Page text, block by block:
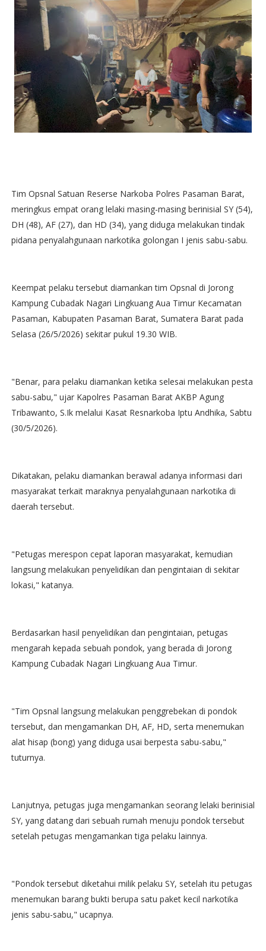
Tim Opsnal Satuan Reserse Narkoba Polres Pasaman Barat,
meringkus empat orang lelaki masing-masing berinisial SY (54),
DH (48), AF (27), dan HD (34), yang diduga melakukan tindak
pidana penyalahgunaan narkotika golongan I jenis sabu-sabu.
Keempat pelaku tersebut diamankan tim Opsnal di Jorong
Kampung Cubadak Nagari Lingkuang Aua Timur Kecamatan
Pasaman, Kabupaten Pasaman Barat, Sumatera Barat pada
Selasa (26/5/2026) sekitar pukul 19.30 WIB.
"Benar, para pelaku diamankan ketika selesai melakukan pesta
sabu-sabu," ujar Kapolres Pasaman Barat AKBP Agung
Tribawanto, S.Ik melalui Kasat Resnarkoba Iptu Andhika, Sabtu
(30/5/2026).
Dikatakan, pelaku diamankan berawal adanya informasi dari
masyarakat terkait maraknya penyalahgunaan narkotika di
daerah tersebut.
"Petugas merespon cepat laporan masyarakat, kemudian
langsung melakukan penyelidikan dan pengintaian di sekitar
lokasi," katanya.
Berdasarkan hasil penyelidikan dan pengintaian, petugas
mengarah kepada sebuah pondok, yang berada di Jorong
Kampung Cubadak Nagari Lingkuang Aua Timur.
"Tim Opsnal langsung melakukan penggrebekan di pondok
tersebut, dan mengamankan DH, AF, HD, serta menemukan
alat hisap (bong) yang diduga usai berpesta sabu-sabu,"
tuturnya.
Lanjutnya, petugas juga mengamankan seorang lelaki berinisial
SY, yang datang dari sebuah rumah menuju pondok tersebut
setelah petugas mengamankan tiga pelaku lainnya.
"Pondok tersebut diketahui milik pelaku SY, setelah itu petugas
menemukan barang bukti berupa satu paket kecil narkotika
jenis sabu-sabu," ucapnya.